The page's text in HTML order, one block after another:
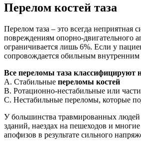
Перелом костей таза
Перелом таза – это всегда
повреждениям опорно-двигательного
ограничивается лишь 6%. Если у
сопровождается обильным
Все переломы таза классифицируют
А. Стабильные переломы костей
В. Ротационно-нестабильные или
С. Нестабильные переломы, которые
У большинства травмированных людей
зданий, наездах на пешеходов и
апофизов в результате сильного